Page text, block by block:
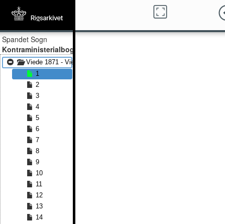
Spandet Sogn
Kontraministerialbog
Viede 1871 - Viede 1925
1
2
3
4
5
6
7
8
9
10
11
12
13
14